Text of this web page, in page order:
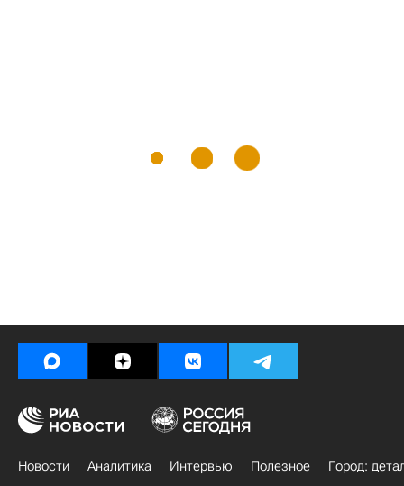
Новости Аналитика Интервью Полезное
Город: